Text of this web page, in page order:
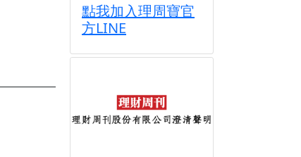
點我加入理周寶官
方LINE